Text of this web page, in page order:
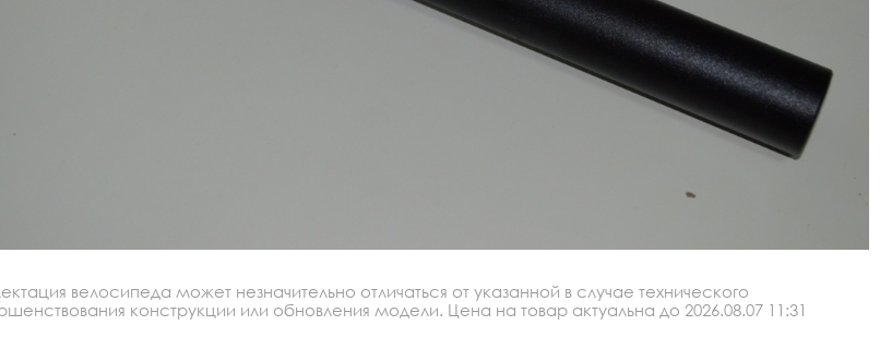
велосипеда может незначительно отличаться от указанной в случае технического
конструкции или обновления модели. Цена на товар актуальна до 2026.08.07 11:31